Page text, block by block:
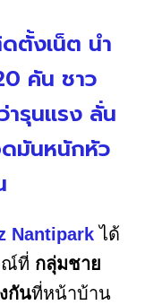
ตั้งเน็ต นำ
คัน ชาว
รุนแรง ลั่น
ดมันหนักหัว
Nantipark ได้
ณ์ที่ กลุ่มชาย
กันที่หน้าบ้าน